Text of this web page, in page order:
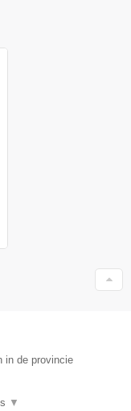
in de provincie
▼